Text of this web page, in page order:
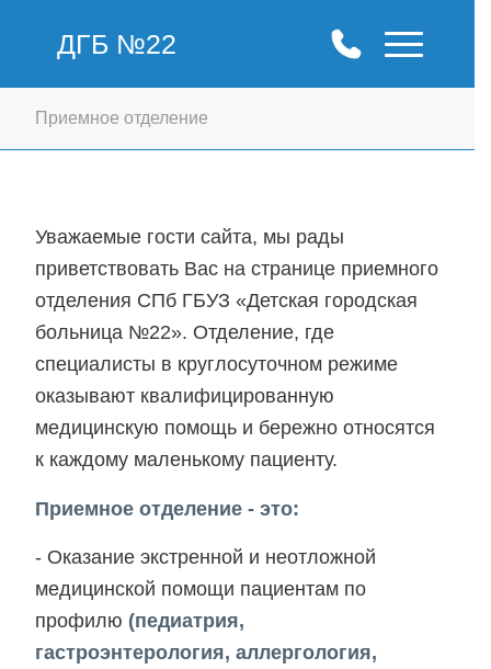
ДГБ №22
Приемное отделение
Уважаемые гости сайта, мы рады
приветствовать Вас на странице приемного
отделения СПб ГБУЗ «Детская городская
больница №22». Отделение, где
специалисты в круглосуточном режиме
оказывают квалифицированную
медицинскую помощь и бережно относятся
к каждому маленькому пациенту.
Приемное отделение - это:
- Оказание экстренной и неотложной
медицинской помощи пациентам по
профилю (педиатрия,
гастроэнтерология, аллергология,